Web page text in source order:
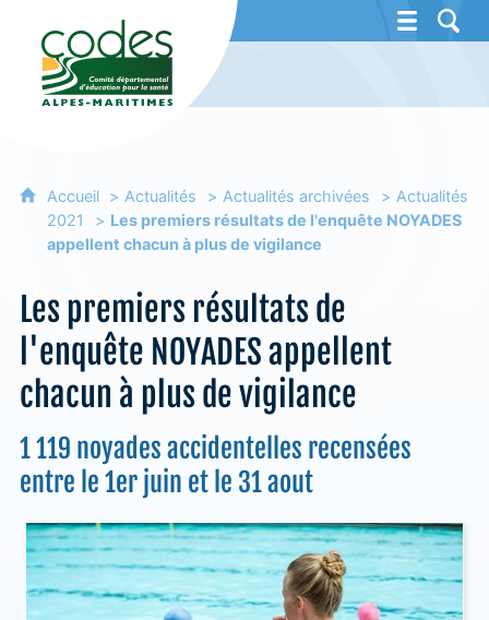
CoDES 06 - Comité départemental
Accueil Actualités Actualités archivées
Actualités
2021
Les premiers résultats de l'enquête NOYADES
appellent chacun à plus de vigilance
Les premiers résultats de
l'enquête NOYADES appellent
chacun à plus de vigilance
1 119 noyades accidentelles recensées
entre le 1er juin et le 31 aout